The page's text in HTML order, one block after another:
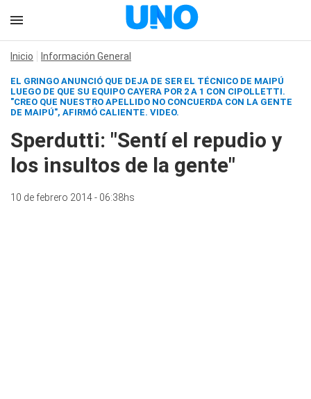
Inicio Información General
EL GRINGO ANUNCIÓ QUE DEJA DE SER EL TÉCNICO DE MAIPÚ
LUEGO DE QUE SU EQUIPO CAYERA POR 2 A 1 CON CIPOLLETTI.
"CREO QUE NUESTRO APELLIDO NO CONCUERDA CON LA GENTE
DE MAIPÚ", AFIRMÓ CALIENTE. VIDEO.
Sperdutti: "Sentí el repudio y
los insultos de la gente"
10 de febrero 2014 - 06:38hs